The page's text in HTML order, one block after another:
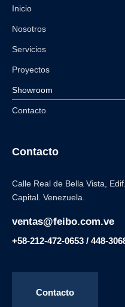
Inicio
Nosotros
Servicios
Proyectos
Showroom
Contacto
Contacto
Calle Real de Bella Vista,
Capital. Venezuela.
ventas@feibo.com.ve
+58-212-472-0653 / 448-
Contacto